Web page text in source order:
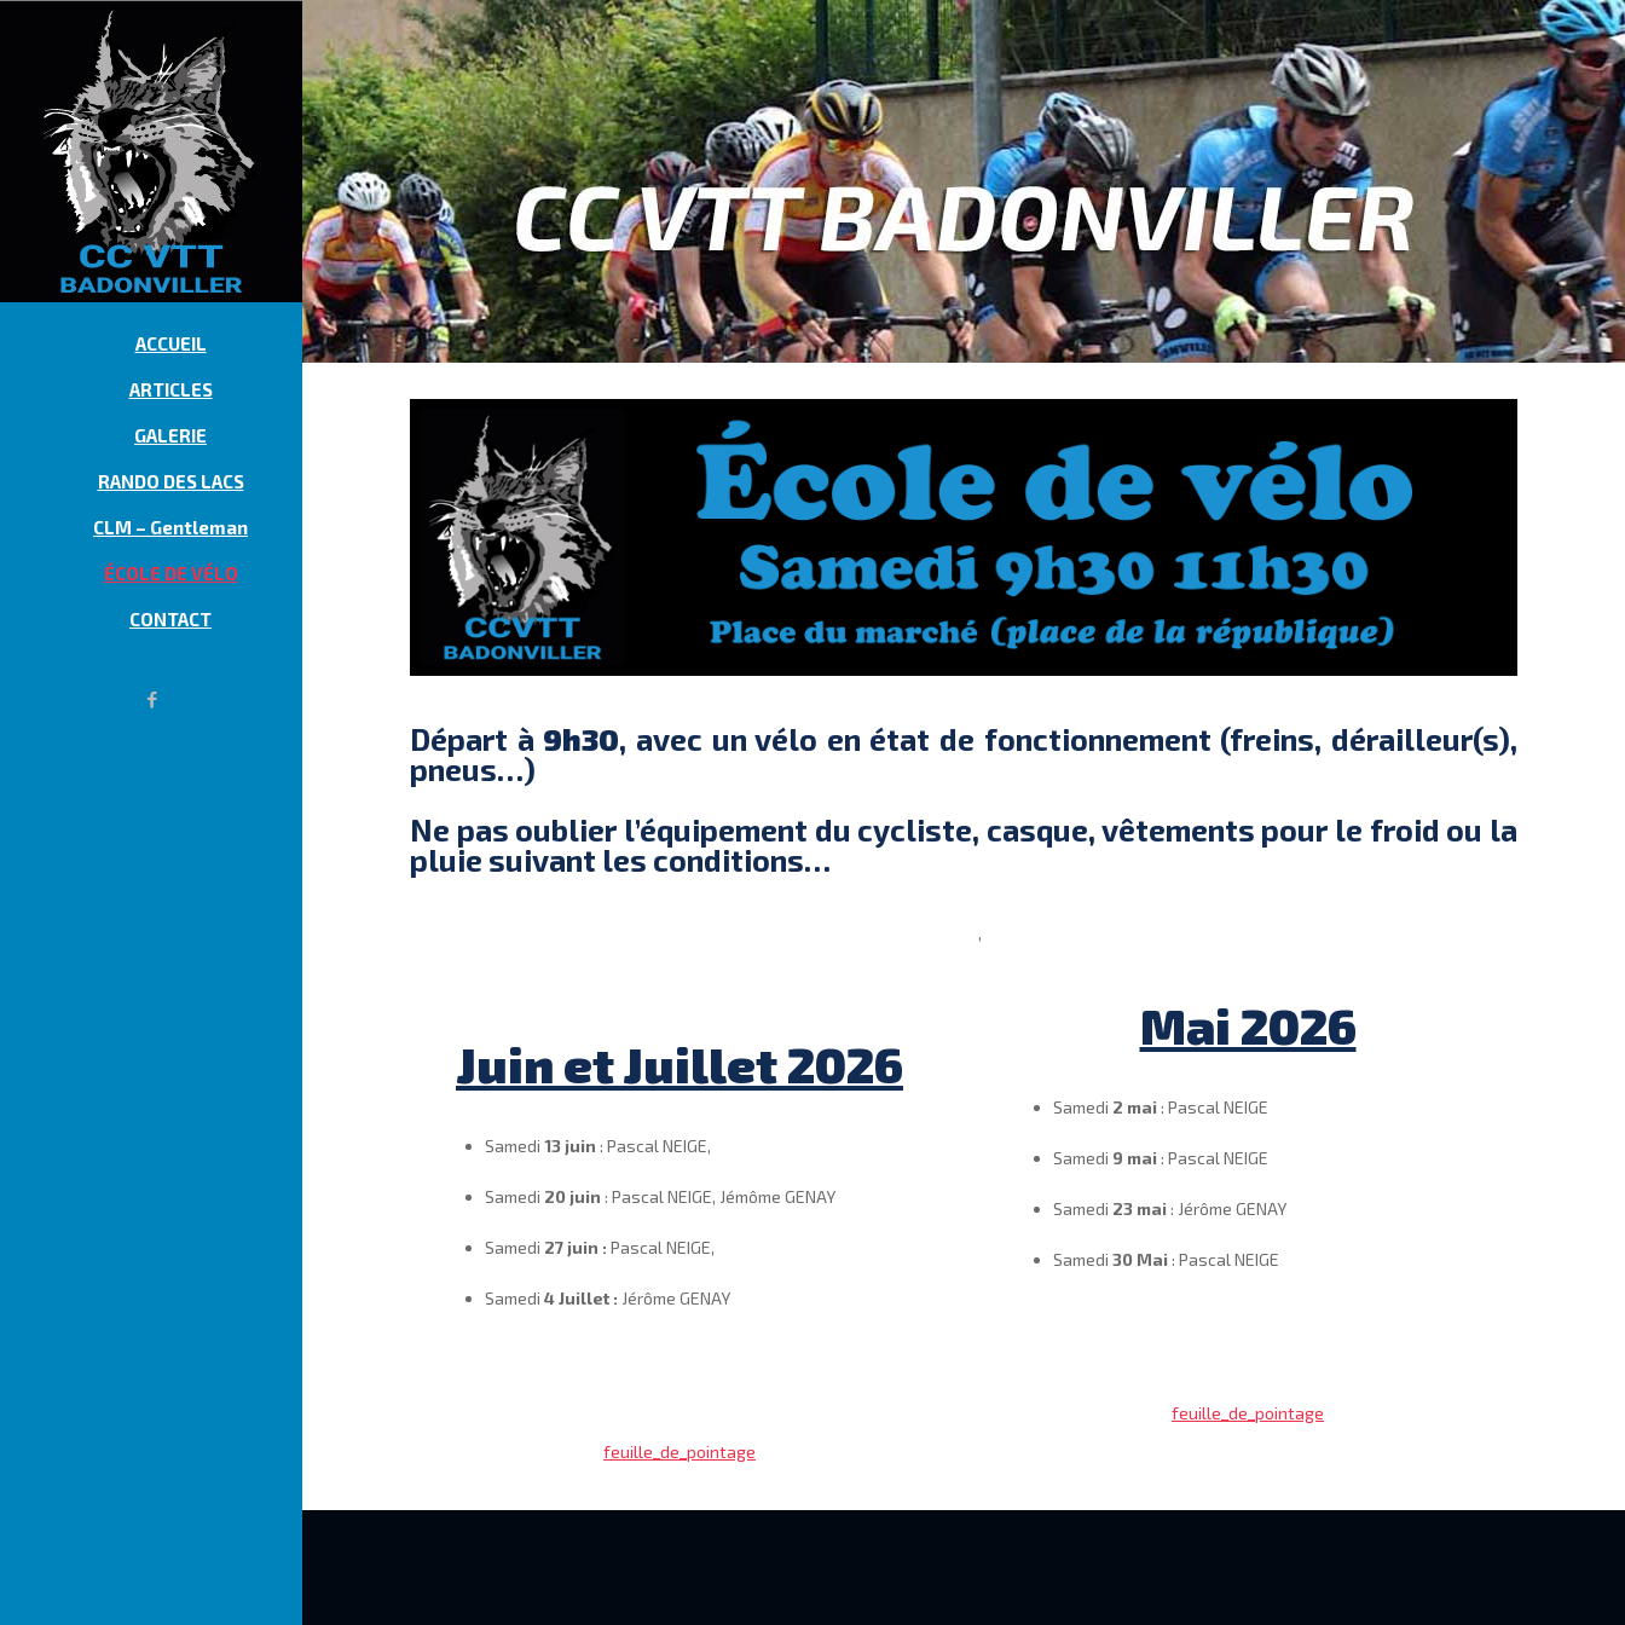
ACCUEIL
ARTICLES
GALERIE
RANDO DES LACS
CLM – Gentleman
ÉCOLE DE VÉLO
CONTACT
Départ à 9h30, avec un vélo en état de fonctionnement (freins, dérailleur(s),
pneus…)
Ne pas oublier l’équipement du cycliste, casque, vêtements pour le froid ou la
pluie suivant les conditions…
Juin et Juillet 2026
Samedi 13 juin : Pascal NEIGE,
Samedi 20 juin : Pascal NEIGE, Jémôme GENAY
Samedi 27 juin : Pascal NEIGE,
Samedi 4 Juillet : Jérôme GENAY
feuille_de_pointage
,
Mai 2026
Samedi 2 mai : Pascal NEIGE
Samedi 9 mai : Pascal NEIGE
Samedi 23 mai : Jérôme GENAY
Samedi 30 Mai : Pascal NEIGE
feuille_de_pointage